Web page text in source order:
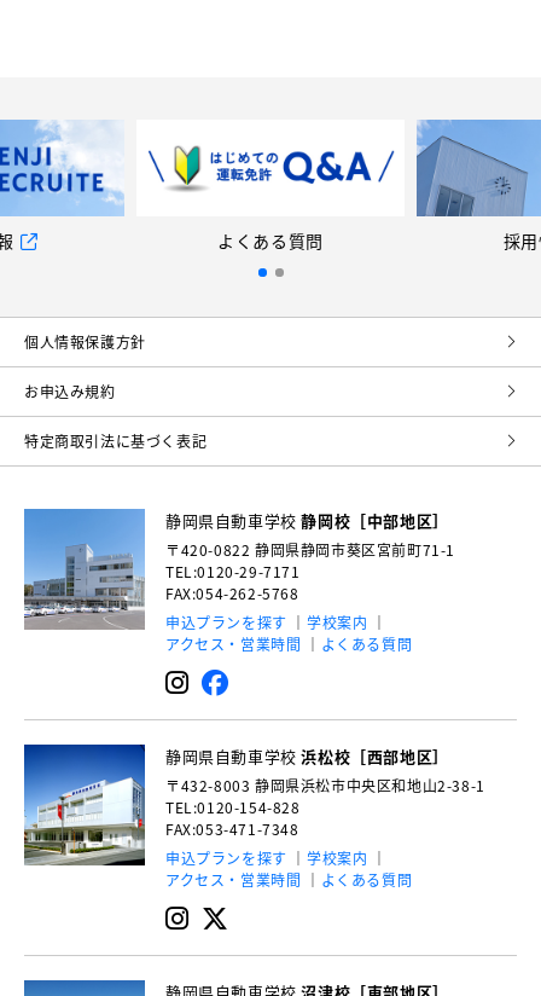
よくある質問 採
個⼈情報保護⽅針
お申込み規約
特定商取引法に基づく表記
静岡県自動車学校静岡校［中部地区］
〒420-0822 静岡県静岡市葵区宮前町71-1
TEL:0120-29-7171
FAX:054-262-5768
申込プランを探す
学校案内
アクセス・営業時間
よくある質問
静岡県自動車学校浜松校［西部地区］
〒432-8003 静岡県浜松市中央区和地山2-38-1
TEL:0120-154-828
FAX:053-471-7348
申込プランを探す
学校案内
アクセス・営業時間
よくある質問
静岡県自動車学校沼津校［東部地区］